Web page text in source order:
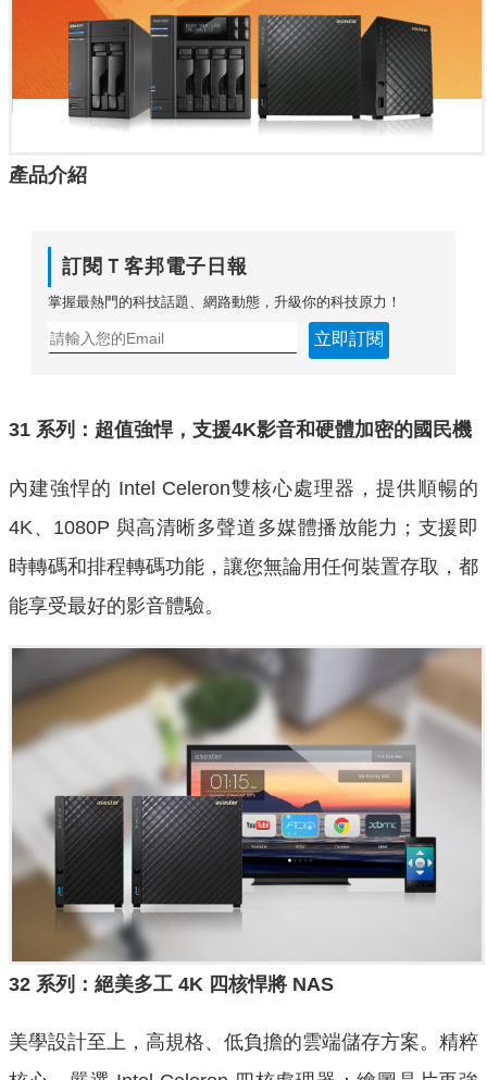
產品介紹
訂閱Ｔ客邦電子日報
掌握最熱門的科技話題、網路動態，升級你的科技原力！
立即訂閱
31 系列：超值強悍，支援4K影音和硬體加密的國民機
內建強悍的 Intel Celeron雙核心處理器，提供順暢的
4K、1080P 與高清晰多聲道多媒體播放能力；支援即
時轉碼和排程轉碼功能，讓您無論用任何裝置存取，都
能享受最好的影音體驗。
32 系列：絕美多工 4K 四核悍將 NAS
美學設計至上，高規格、低負擔的雲端儲存方案。精粹